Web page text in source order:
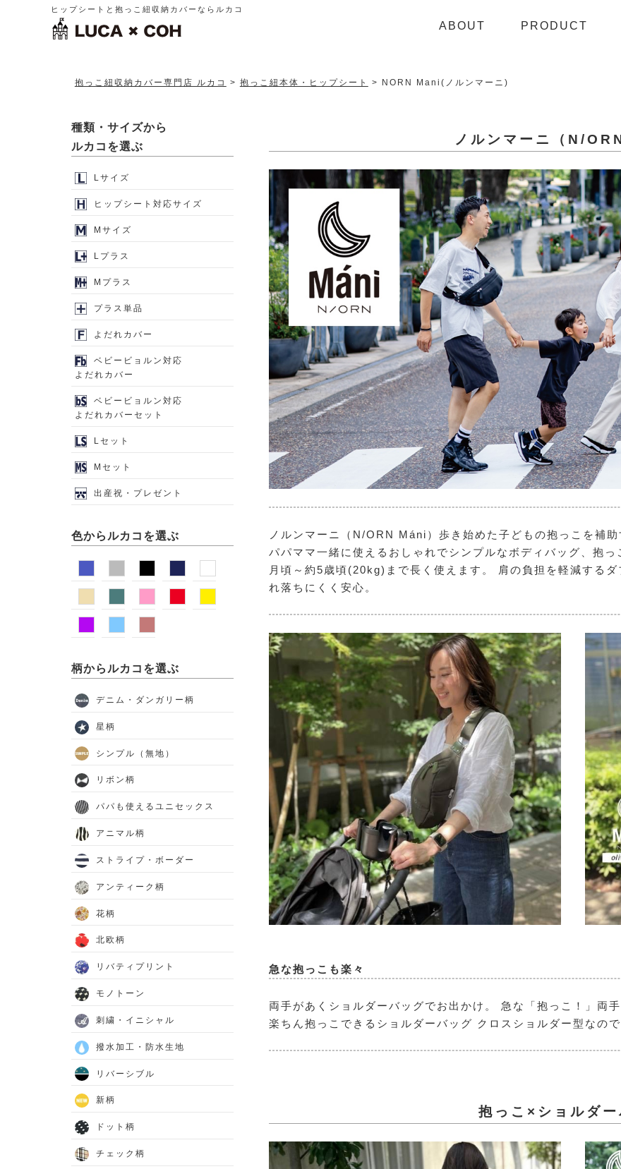
ヒップシートと抱っこ紐収納カバーならルカコ
ABOUT PRODUCT
抱っこ紐収納カバー専門店 ルカコ 抱っこ紐本体・ヒップシート NORN Mani(ノルンマーニ)
ノルンマーニ（N/
ノルンマーニ（N/ORN Máni）歩き始めた子どもの抱っこを補
パパママ一緒に使えるおしゃれでシンプルなボディバッグ、抱
月頃～約5歳頃(20kg)まで長く使えます。 肩の負担を軽減する
れ落ちにくく安心。
急な抱っこも楽々
両手があくショルダーバッグでお出かけ。 急な「抱っこ！」両
楽ちん抱っこできるショルダーバッグ クロスショルダー型なの
抱っこ×ショルダー
種類・サイズから
ルカコを選ぶ
Lサイズ
ヒップシート対応サイズ
Mサイズ
Lプラス
Mプラス
プラス単品
よだれカバー
ベビービョルン対応
よだれカバー
ベビービョルン対応
よだれカバーセット
Lセット
Mセット
出産祝・プレゼント
色からルカコを選ぶ
柄からルカコを選ぶ
デニム・ダンガリー柄
星柄
シンプル（無地）
リボン柄
パパも使えるユニセックス
アニマル柄
ストライプ・ボーダー
アンティーク柄
花柄
北欧柄
リバティプリント
モノトーン
刺繍・イニシャル
撥水加工・防水生地
リバーシブル
新柄
ドット柄
チェック柄